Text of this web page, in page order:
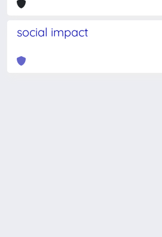
social impact